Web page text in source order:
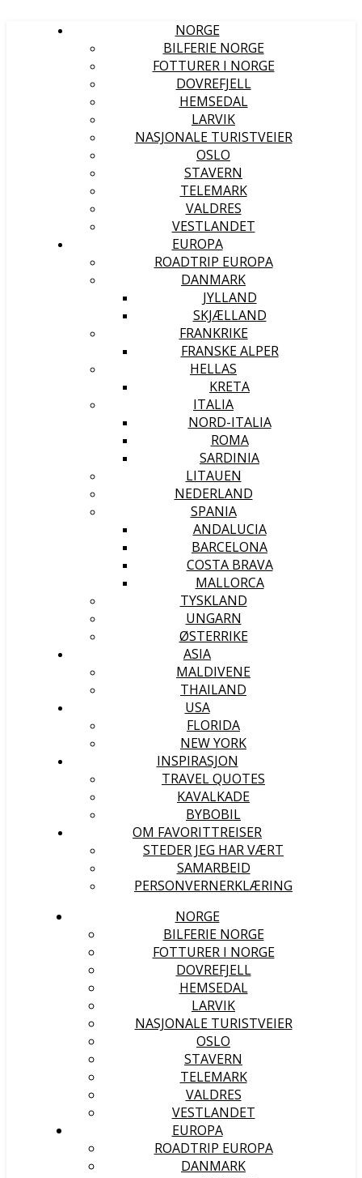
NORGE
BILFERIE NORGE
FOTTURER I NORGE
DOVREFJELL
HEMSEDAL
LARVIK
NASJONALE TURISTVEIER
OSLO
STAVERN
TELEMARK
VALDRES
VESTLANDET
EUROPA
ROADTRIP EUROPA
DANMARK
JYLLAND
SKJÆLLAND
FRANKRIKE
FRANSKE ALPER
HELLAS
KRETA
ITALIA
NORD-ITALIA
ROMA
SARDINIA
LITAUEN
NEDERLAND
SPANIA
ANDALUCIA
BARCELONA
COSTA BRAVA
MALLORCA
TYSKLAND
UNGARN
ØSTERRIKE
ASIA
MALDIVENE
THAILAND
USA
FLORIDA
NEW YORK
INSPIRASJON
TRAVEL QUOTES
KAVALKADE
BYBOBIL
OM FAVORITTREISER
STEDER JEG HAR VÆRT
SAMARBEID
PERSONVERNERKLÆRING
NORGE
BILFERIE NORGE
FOTTURER I NORGE
DOVREFJELL
HEMSEDAL
LARVIK
NASJONALE TURISTVEIER
OSLO
STAVERN
TELEMARK
VALDRES
VESTLANDET
EUROPA
ROADTRIP EUROPA
DANMARK